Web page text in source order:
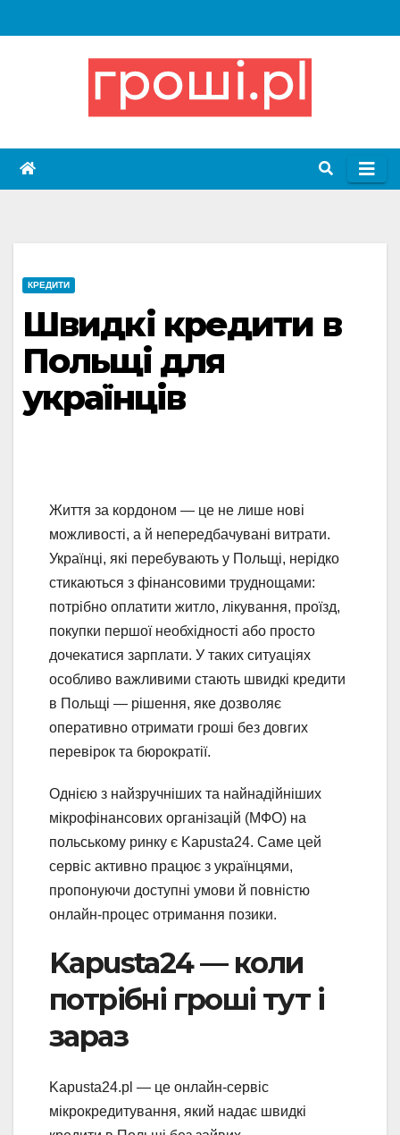
to
КРЕДИТИ
Швидкі кредити в
Польщі для
українців
Життя за кордоном — це не лише нові
можливості, а й непередбачувані витрати.
Українці, які перебувають у Польщі, нерідко
стикаються з фінансовими труднощами:
потрібно оплатити житло, лікування, проїзд,
покупки першої необхідності або просто
дочекатися зарплати. У таких ситуаціях
особливо важливими стають швидкі кредити
в Польщі — рішення, яке дозволяє
оперативно отримати гроші без довгих
перевірок та бюрократії.
Однією з найзручніших та найнадійніших
мікрофінансових організацій (МФО) на
польському ринку є Kapusta24. Саме цей
сервіс активно працює з українцями,
пропонуючи доступні умови й повністю
онлайн-процес отримання позики.
Kapusta24 — коли
потрібні гроші тут і
зараз
Kapusta24.pl — це онлайн-сервіс
мікрокредитування, який надає швидкі